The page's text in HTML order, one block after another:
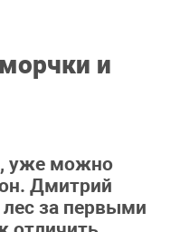
и
уже можно
Дмитрий
за первыми